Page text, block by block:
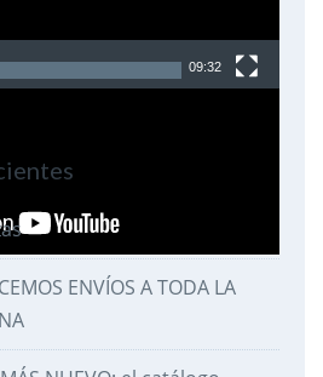
09:32
ENVÍOS A TODA LA